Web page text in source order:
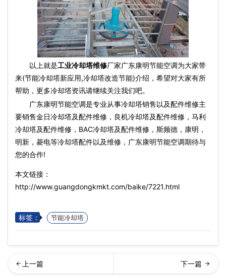
以上就是工业冷却塔维修厂家广东康明节能空调为大家带
来(节能冷却塔新应用,冷却塔改造节能)介绍，希望对大家有所
帮助，更多冷却塔资讯请继续关注我们吧。
广东康明节能空调是专业从事冷却塔销售以及配件维修主
要销售金日冷却塔及配件维修，良机冷却塔及配件维修，马利
冷却塔及配件维修，BAC冷却塔及配件维修，斯频德，康明，
明新，菱电等冷却塔配件以及维修，广东康明节能空调期待与
您的合作!
本文链接：
http://www.guangdongkmkt.com/baike/7221.html
标签： 节能冷却塔